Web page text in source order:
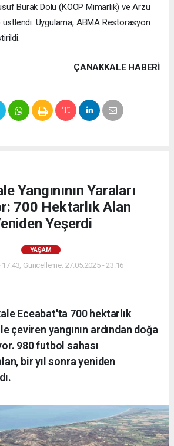
Burak Dolu (KOOP Mimarlık) ve Arzu
üstlendi. Uygulama, ABMA Restorasyon
ÇANAKKALE HABERİ
Yangınının Yaraları
700 Hektarlık Alan
Yeşerdi
YAŞAM
17:43, Güncelleme: 27.05.2025 - 23:16
Eceabat'ta 700 hektarlık
çeviren yangının ardından doğa
980 futbol sahası
bir yıl sonra yeniden